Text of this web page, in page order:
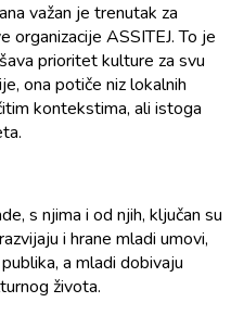
važan je trenutak za
organizacije ASSITEJ. To je
prioritet kulture za svu
ona potiče niz lokalnih
kontekstima, ali istoga
s njima i od njih, ključan su
i hrane mladi umovi,
a mladi dobivaju
života.